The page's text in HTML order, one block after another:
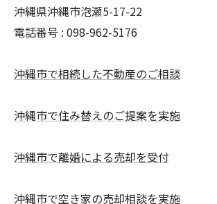
沖縄県沖縄市泡瀬5-17-22
電話番号 : 098-962-5176
沖縄市で相続した不動産のご相談
沖縄市で住み替えのご提案を実施
沖縄市で離婚による売却を受付
沖縄市で空き家の売却相談を実施